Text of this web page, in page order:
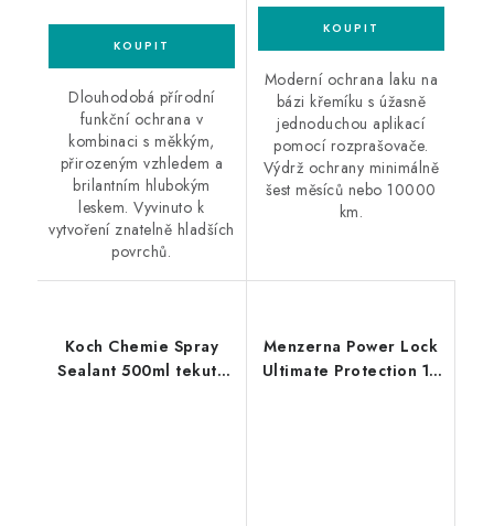
Dlouhodobá přírodní
funkční ochrana v
kombinaci s měkkým,
přirozeným vzhledem a
brilantním hlubokým
leskem. Vyvinuto k
vytvoření znatelně hladších
povrchů.
Moderní ochrana laku na
bázi křemíku s úžasně
jednoduchou aplikací
pomocí rozprašovače.
Výdrž ochrany minimálně
šest měsíců nebo 10000
km.
Koch Chemie Spray
Sealant 500ml tekutý
Menzerna Power Lock
Ultimate Protection 1L